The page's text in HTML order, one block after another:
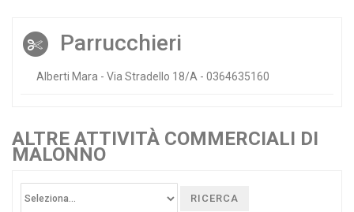
Parrucchieri
Alberti Mara - Via Stradello 18/A - 0364635160
ALTRE ATTIVITÀ COMMERCIALI DI
MALONNO
RICERCA